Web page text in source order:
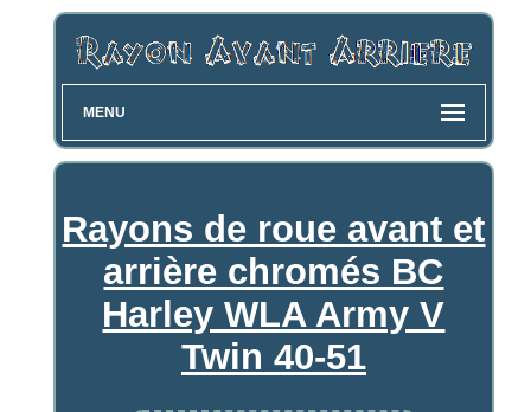
MENU
Rayons de roue avant et
arrière chromés BC
Harley WLA Army V
Twin 40-51